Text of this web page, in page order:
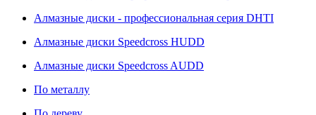
Алмазные диски - профессиональная серия DHTI
Алмазные диски Speedcross HUDD
Алмазные диски Speedcross AUDD
По металлу